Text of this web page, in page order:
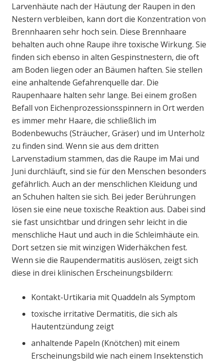
Larvenhäute nach der Häutung der Raupen in den
Nestern verbleiben, kann dort die Konzentration von
Brennhaaren sehr hoch sein. Diese Brennhaare
behalten auch ohne Raupe ihre toxische Wirkung. Sie
finden sich ebenso in alten Gespinstnestern, die oft
am Boden liegen oder an Bäumen haften. Sie stellen
eine anhaltende Gefahrenquelle dar. Die
Raupenhaare halten sehr lange. Bei einem großen
Befall von Eichenprozessionsspinnern in Ort werden
es immer mehr Haare, die schließlich im
Bodenbewuchs (Sträucher, Gräser) und im Unterholz
zu finden sind. Wenn sie aus dem dritten
Larvenstadium stammen, das die Raupe im Mai und
Juni durchläuft, sind sie für den Menschen besonders
gefährlich. Auch an der menschlichen Kleidung und
an Schuhen halten sie sich. Bei jeder Berührungen
lösen sie eine neue toxische Reaktion aus. Dabei sind
sie fast unsichtbar und dringen sehr leicht in die
menschliche Haut und auch in die Schleimhäute ein.
Dort setzen sie mit winzigen Widerhäkchen fest.
Wenn sie die Raupendermatitis auslösen, zeigt sich
diese in drei klinischen Erscheinungsbildern:
Kontakt-Urtikaria mit Quaddeln als Symptom
toxische irritative Dermatitis, die sich als
Hautentzündung zeigt
anhaltende Papeln (Knötchen) mit einem
Erscheinungsbild wie nach einem Insektenstich